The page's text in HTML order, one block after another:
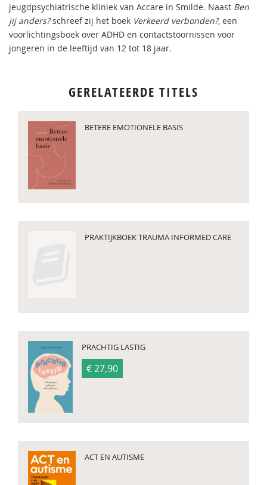
jeugdpsychiatrische kliniek van Accare in Smilde. Naast Ben
jij anders?schreef zij het boek Verkeerd verbonden?, een
voorlichtingsboek over ADHD en contactstoornissen voor
jongeren in de leeftijd van 12 tot 18 jaar.
GERELATEERDE TITELS
BETERE EMOTIONELE BASIS
PRAKTIJKBOEK TRAUMA INFORMED CARE
PRACHTIG LASTIG
€ 27,90
ACT EN AUTISME